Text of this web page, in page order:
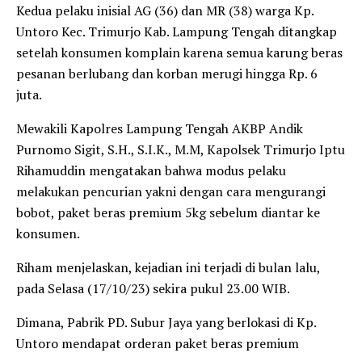
Kedua pelaku inisial AG (36) dan MR (38) warga Kp.
Untoro Kec. Trimurjo Kab. Lampung Tengah ditangkap
setelah konsumen komplain karena semua karung beras
pesanan berlubang dan korban merugi hingga Rp. 6
juta.
Mewakili Kapolres Lampung Tengah AKBP Andik
Purnomo Sigit, S.H., S.I.K., M.M, Kapolsek Trimurjo Iptu
Rihamuddin mengatakan bahwa modus pelaku
melakukan pencurian yakni dengan cara mengurangi
bobot, paket beras premium 5kg sebelum diantar ke
konsumen.
Riham menjelaskan, kejadian ini terjadi di bulan lalu,
pada Selasa (17/10/23) sekira pukul 23.00 WIB.
Dimana, Pabrik PD. Subur Jaya yang berlokasi di Kp.
Untoro mendapat orderan paket beras premium